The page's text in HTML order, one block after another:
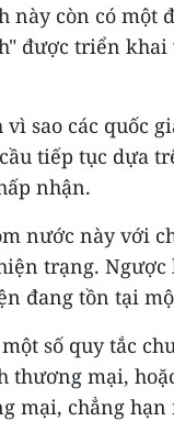
còn có một
được triển khai
sao các quốc
tiếp tục dựa
nhận.
nước này với
trạng.
đang tồn tại
số quy tắc
thương mại,
mại, chẳng